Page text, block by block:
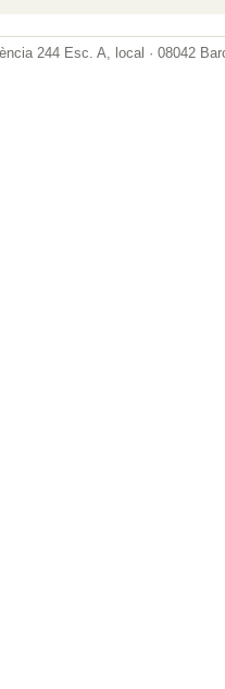
244 Esc. A, local · 08042